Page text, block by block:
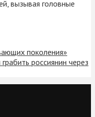
вызывая головные
поколения»
россиянин через